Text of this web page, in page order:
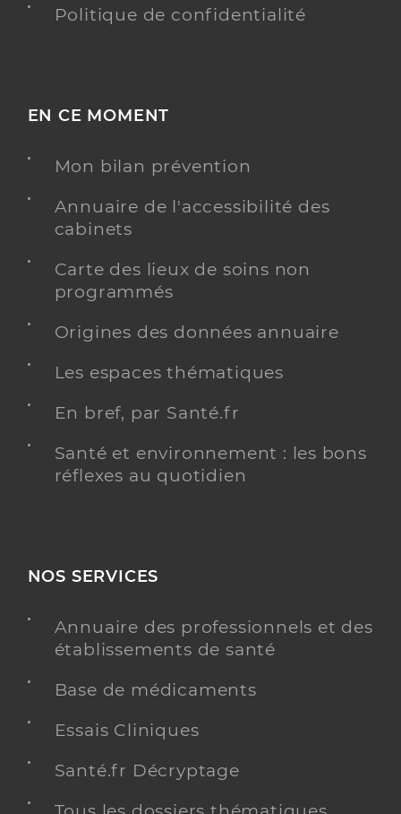
Politique de confidentialité
EN CE MOMENT
Mon bilan prévention
Annuaire de l'accessibilité des
cabinets
Carte des lieux de soins non
programmés
Origines des données annuaire
Les espaces thématiques
En bref, par Santé.fr
Santé et environnement : les bons
réflexes au quotidien
NOS SERVICES
Annuaire des professionnels et des
établissements de santé
Base de médicaments
Essais Cliniques
Santé.fr Décryptage